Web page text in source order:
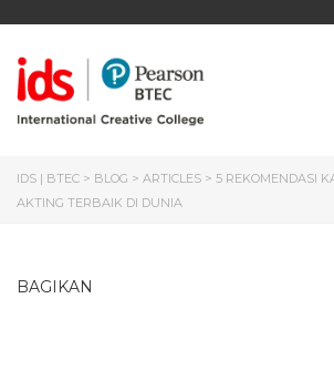
IDS | BTEC > BLOG > ARTICLES > 5 REKOMENDASI
AKTING TERBAIK DI DUNIA
BAGIKAN